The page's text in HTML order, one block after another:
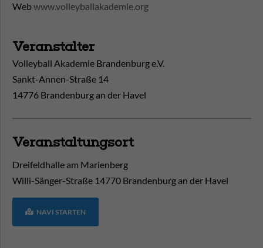
Webwww.volleyballakademie.org
Veranstalter
Volleyball Akademie Brandenburg e.V.
Sankt-Annen-Straße 14
14776 Brandenburg an der Havel
Veranstaltungsort
Dreifeldhalle am Marienberg
Willi-Sänger-Straße 14770 Brandenburg an der Havel
NAVI STARTEN